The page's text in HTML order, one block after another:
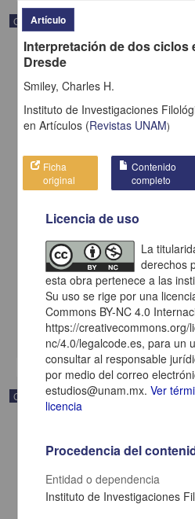
Correspondencia postal
Carta de H. C. Pitman a Francisco I.
una fotografía
Pitman, H. C.
[sin fecha]
Multidisciplina
Correspondencia postal
Artículo
Interpretación de dos ciclos
Dresde
Smiley, Charles H.
Instituto de Investigaciones
enArtículos (Revistas UNAM)
Ficha
original
Contenido
completo
Licencia de uso
La
derechos
esta obra pertenece a las
Su uso se rige por una
Commons BY-NC 4.0
https://creativecommons.org/
nc/4.0/legalcode.es, para un
consultar al responsable
por medio del correo
estudios@unam.mx.Ver
licencia
Procedencia del
Entidad o dependencia
Instituto de Investigaciones